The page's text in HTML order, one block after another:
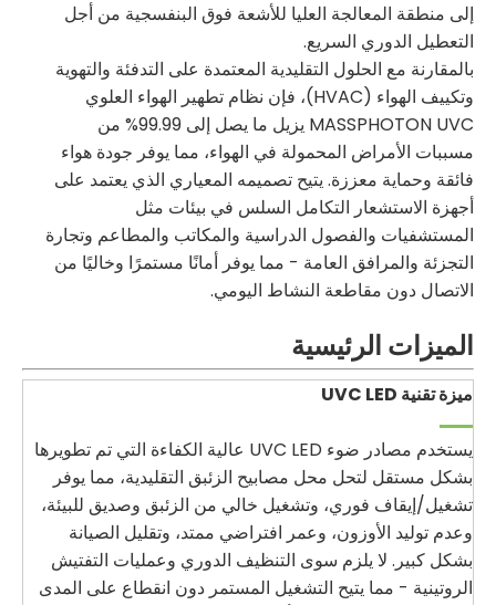
إلى منطقة المعالجة العليا للأشعة فوق البنفسجية من أجل
التعطيل الدوري السريع.
بالمقارنة مع الحلول التقليدية المعتمدة على التدفئة والتهوية
وتكييف الهواء (HVAC)، فإن نظام تطهير الهواء العلوي
MASSPHOTON UVC يزيل ما يصل إلى 99.99% من
مسببات الأمراض المحمولة في الهواء، مما يوفر جودة هواء
فائقة وحماية معززة. يتيح تصميمه المعياري الذي يعتمد على
أجهزة الاستشعار التكامل السلس في بيئات مثل
المستشفيات والفصول الدراسية والمكاتب والمطاعم وتجارة
التجزئة والمرافق العامة - مما يوفر أمانًا مستمرًا وخاليًا من
الاتصال دون مقاطعة النشاط اليومي.
الميزات الرئيسية
ميزة تقنية UVC LED
يستخدم مصادر ضوء UVC LED عالية الكفاءة التي تم تطويرها
بشكل مستقل لتحل محل مصابيح الزئبق التقليدية، مما يوفر
تشغيل/إيقاف فوري، وتشغيل خالي من الزئبق وصديق للبيئة،
وعدم توليد الأوزون، وعمر افتراضي ممتد، وتقليل الصيانة
بشكل كبير. لا يلزم سوى التنظيف الدوري وعمليات التفتيش
الروتينية - مما يتيح التشغيل المستمر دون انقطاع على المدى